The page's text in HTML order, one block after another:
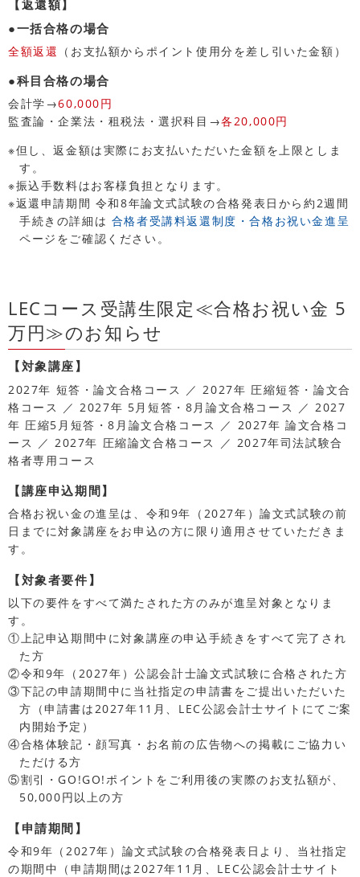
【返還額】
●一括合格の場合
全額返還 （お支払額からポイント使用分を差し引いた金額）
●科目合格の場合
会計学→60,000円
監査論・企業法・租税法・選択科目→各20,000円
※但し、返金額は実際にお支払いただいた金額を上限としま
す。
※振込手数料はお客様負担となります。
※返還申請期間 令和8年論文式試験の合格発表日から約2週間
手続きの詳細は 合格者受講料返還制度・合格お祝い金進呈
ページをご確認ください。
LECコース受講生限定≪合格お祝い金 5
万円≫のお知らせ
【対象講座】
2027年 短答・論文合格コース ／ 2027年 圧縮短答・論文合
格コース ／ 2027年 5月短答・8月論文合格コース ／ 2027
年 圧縮5月短答・8月論文合格コース ／ 2027年 論文合格コ
ース ／ 2027年 圧縮論文合格コース ／ 2027年司法試験合
格者専用コース
【講座申込期間】
合格お祝い金の進呈は、令和9年（2027年）論文式試験の前
日までに対象講座をお申込の方に限り適用させていただきま
す。
【対象者要件】
以下の要件をすべて満たされた方のみが進呈対象となりま
す。
①上記申込期間中に対象講座の申込手続きをすべて完了され
た方
②令和9年（2027年）公認会計士論文式試験に合格された方
③下記の申請期間中に当社指定の申請書をご提出いただいた
方（申請書は2027年11月、LEC公認会計士サイトにてご案
内開始予定）
④合格体験記・顔写真・お名前の広告物への掲載にご協力い
ただける方
⑤割引・GO!GO!ポイントをご利用後の実際のお支払額が、
50,000円以上の方
【申請期間】
令和9年（2027年）論文式試験の合格発表日より、当社指定
の期間中（申請期間は2027年11月、LEC公認会計士サイト